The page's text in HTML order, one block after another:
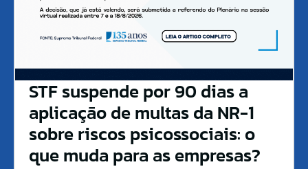
STF suspende por 90 dias a
aplicação de multas da NR-1
sobre riscos psicossociais: o
que muda para as empresas?